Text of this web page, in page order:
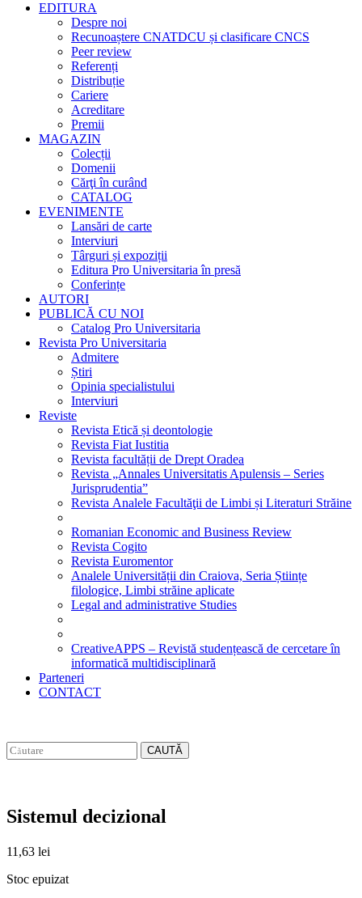
EDITURA
Despre noi
Recunoaștere CNATDCU și clasificare CNCS
Peer review
Referenți
Distribuție
Cariere
Acreditare
Premii
MAGAZIN
Colecții
Domenii
Cărţi în curând
CATALOG
EVENIMENTE
Lansări de carte
Interviuri
Târguri și expoziții
Editura Pro Universitaria în presă
Conferințe
AUTORI
PUBLICĂ CU NOI
Catalog Pro Universitaria
Revista Pro Universitaria
Admitere
Știri
Opinia specialistului
Interviuri
Reviste
Revista Etică și deontologie
Revista Fiat Iustitia
Revista facultății de Drept Oradea
Revista „Annales Universitatis Apulensis – Series
Jurisprudentia”
Revista Analele Facultăţii de Limbi și Literaturi Străine
Romanian Economic and Business Review
Revista Cogito
Revista Euromentor
Analele Universității din Craiova, Seria Științe
filologice, Limbi străine aplicate
Legal and administrative Studies
CreativeAPPS – Revistă studențească de cercetare în
informatică multidisciplinară
Parteneri
CONTACT
CAUTĂ
Sistemul decizional
11,63 lei
Stoc epuizat